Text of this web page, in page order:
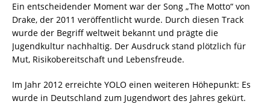
Ein entscheidender Moment war der Song „The Motto“ von
Drake, der 2011 veröffentlicht wurde. Durch diesen Track
wurde der Begriff weltweit bekannt und prägte die
Jugendkultur nachhaltig. Der Ausdruck stand plötzlich für
Mut, Risikobereitschaft und Lebensfreude.
Im Jahr 2012 erreichte YOLO einen weiteren Höhepunkt: Es
wurde in Deutschland zum Jugendwort des Jahres gekürt.